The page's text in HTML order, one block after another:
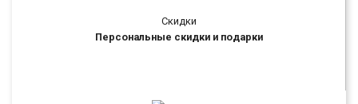
Скидки
Персональные скидки и подарки